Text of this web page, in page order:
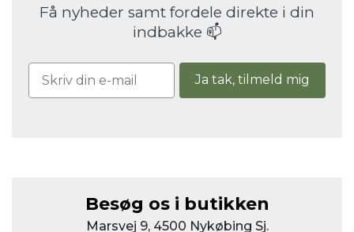
Få nyheder samt fordele direkte i din
indbakke 📫
Ja tak, tilmeld mig
Besøg os i butikken
Marsvej 9, 4500 Nykøbing Sj.